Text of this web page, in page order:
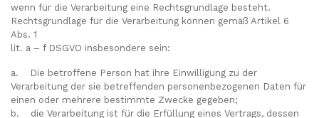
wenn für die Verarbeitung eine Rechtsgrundlage besteht.
Rechtsgrundlage für die Verarbeitung können gemäß Artikel 6
Abs. 1
lit. a – f DSGVO insbesondere sein:
a. Die betroffene Person hat ihre Einwilligung zu der
Verarbeitung der sie betreffenden personenbezogenen Daten für
einen oder mehrere bestimmte Zwecke gegeben;
b. die Verarbeitung ist für die Erfüllung eines Vertrags, dessen